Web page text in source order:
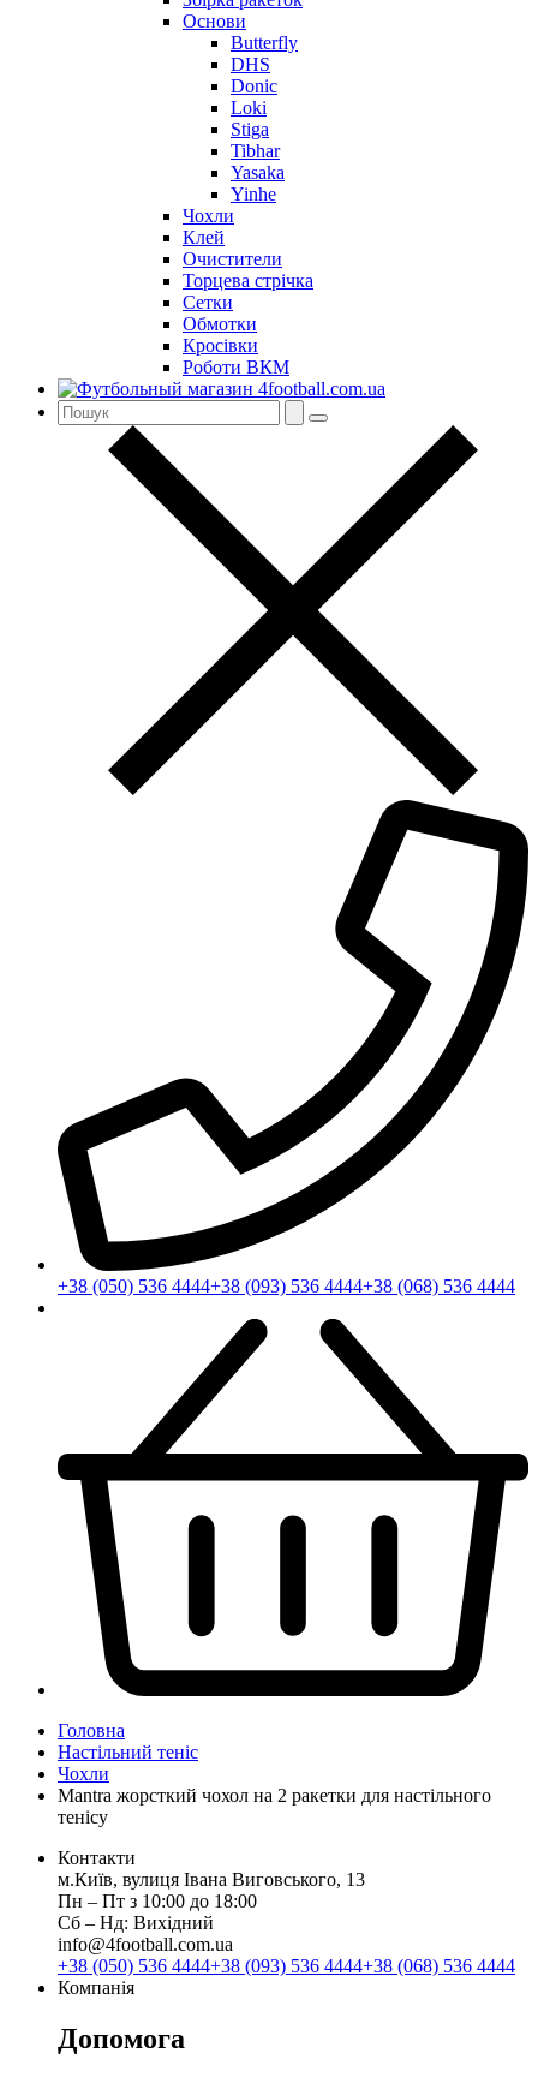
Основи
Butterfly
DHS
Donic
Loki
Stiga
Tibhar
Yasaka
Yinhe
Чохли
Клей
Очистители
Торцева стрічка
Сетки
Обмотки
Кросівки
Роботи ВКМ
+38 (050) 536 4444+38 (093) 536 4444+38 (068) 536 4444
Головна
Настільний теніс
Чохли
Mantra жорсткий чохол на 2 ракетки для настільного
тенісу
Контакти
м.Київ, вулиця Івана Виговського, 13
Пн ‒ Пт з 10:00 до 18:00
Сб ‒ Нд: Вихідний
info@4football.com.ua
+38 (050) 536 4444+38 (093) 536 4444+38 (068) 536 4444
Компанія
Допомога